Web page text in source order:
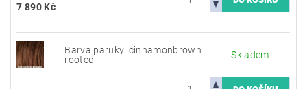
7 890 Kč
Barva paruky: cinnamonbrown
rooted
Skladem